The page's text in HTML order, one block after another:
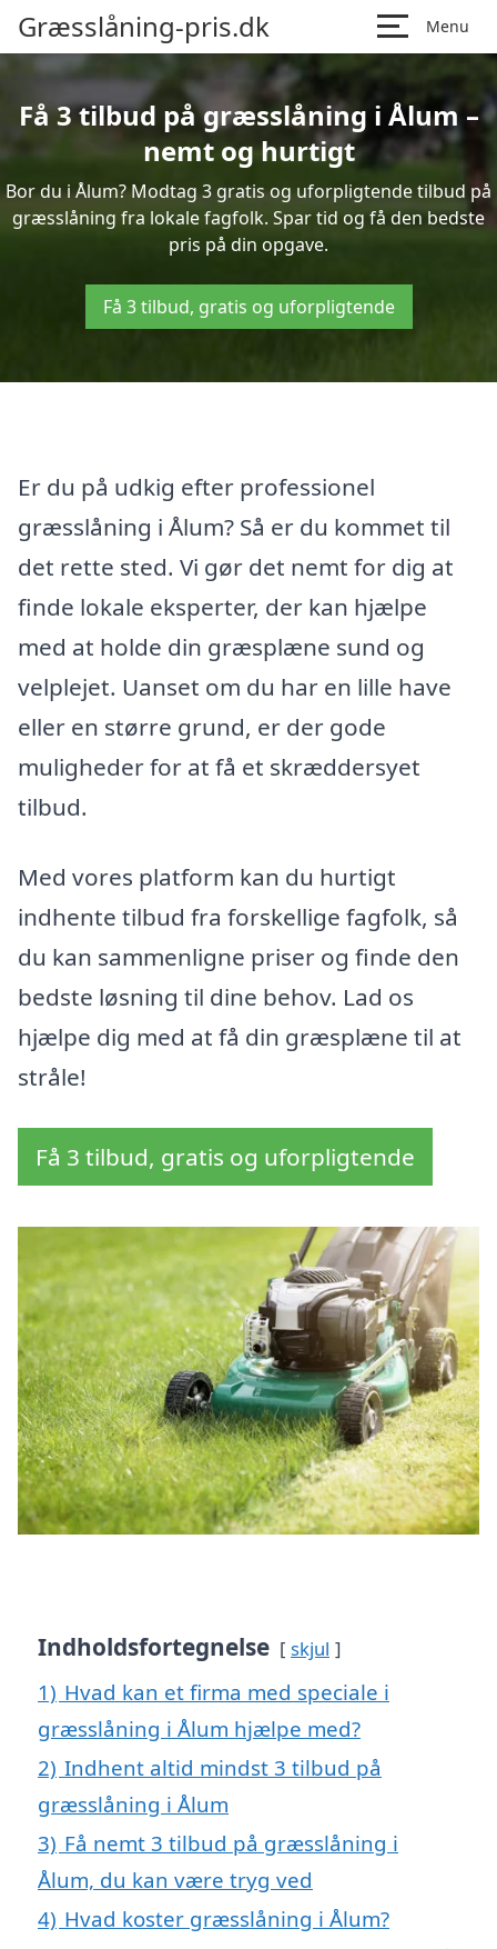
Græsslåning-pris.dk Menu
Få 3 tilbud på græsslåning i Ålum –
nemt og hurtigt
Bor du i Ålum? Modtag 3 gratis og uforpligtende tilbud på
græsslåning fra lokale fagfolk. Spar tid og få den bedste
pris på din opgave.
Få 3 tilbud, gratis og uforpligtende
Er du på udkig efter professionel
græsslåning i Ålum? Så er du kommet til
det rette sted. Vi gør det nemt for dig at
finde lokale eksperter, der kan hjælpe
med at holde din græsplæne sund og
velplejet. Uanset om du har en lille have
eller en større grund, er der gode
muligheder for at få et skræddersyet
tilbud.
Med vores platform kan du hurtigt
indhente tilbud fra forskellige fagfolk, så
du kan sammenligne priser og finde den
bedste løsning til dine behov. Lad os
hjælpe dig med at få din græsplæne til at
stråle!
Få 3 tilbud, gratis og uforpligtende
Indholdsfortegnelse skjul
1) Hvad kan et firma med speciale i
græsslåning i Ålum hjælpe med?
2) Indhent altid mindst 3 tilbud på
græsslåning i Ålum
3) Få nemt 3 tilbud på græsslåning i
Ålum, du kan være tryg ved
4) Hvad koster græsslåning i Ålum?